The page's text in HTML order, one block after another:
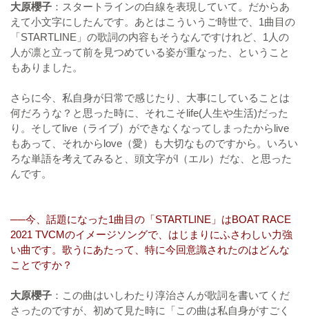
大原櫻子 ：スタートラインの白線を表現していて。だからあ
えて小文字にしたんです。あとはこういうご時世で、1曲目の
「STARTLINE」の歌詞の内容もそうなんですけれど、1人の
人が凛と立って前を見つめている姿が重なった、ということ
もありました。
さらに今、私自身が日常で感じたり、大事にしていることは
何だろうな？と思った時に、それこそlife(人生や生活)だった
り。そしてlive（ライブ）ができなくなってしまったからlive
もあって、それからlove（愛）も大切なものですから。いろい
ろな単語を考えてみると、頭文字がl（エル）だな、と思った
んです。
──今、話題になった1曲目の「STARTLINE」はBOAT RACE
2021 TVCMのイメージソングで、はじまりにふさわしい力強
い曲です。歌うにあたって、特に今回意識されたのはどんな
ことですか？
大原櫻子 ：この曲はいしわたり淳治さんが歌詞を書いてくだ
さったのですが、初めて見た時に「この曲は私自身がすごく